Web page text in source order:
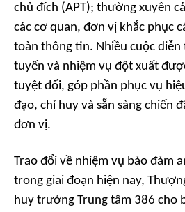
chủ đích (APT); thường xuyên
các cơ quan, đơn vị khắc phục
toàn thông tin. Nhiều cuộc
tuyến và nhiệm vụ đột xuất
tuyệt đối, góp phần phục vụ
đạo, chỉ huy và sẵn sàng chiến
đơn vị.
Trao đổi về nhiệm vụ bảo đảm
trong giai đoạn hiện nay,
huy trưởng Trung tâm 386 cho